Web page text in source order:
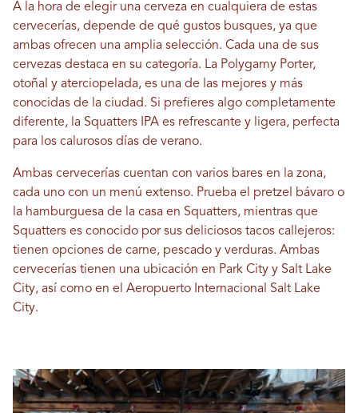
A la hora de elegir una cerveza en cualquiera de estas
cervecerías, depende de qué gustos busques, ya que
ambas ofrecen una amplia selección. Cada una de sus
cervezas destaca en su categoría. La Polygamy Porter,
otoñal y aterciopelada, es una de las mejores y más
conocidas de la ciudad. Si prefieres algo completamente
diferente, la Squatters IPA es refrescante y ligera, perfecta
para los calurosos días de verano.
Ambas cervecerías cuentan con varios bares en la zona,
cada uno con un menú extenso. Prueba el pretzel bávaro o
la hamburguesa de la casa en Squatters, mientras que
Squatters es conocido por sus deliciosos tacos callejeros:
tienen opciones de carne, pescado y verduras. Ambas
cervecerías tienen una ubicación en Park City y Salt Lake
City, así como en el Aeropuerto Internacional Salt Lake
City.